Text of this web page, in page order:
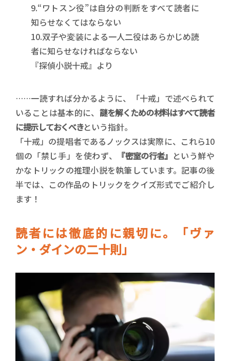
9.“ワトスン役”は自分の判断をすべて読者に
知らせなくてはならない
10.双子や変装による一人二役はあらかじめ読
者に知らせなければならない
『探偵小説十戒』より
……一読すれば分かるように、「十戒」で述べられて
いることは基本的に、 謎を解くための材料はすべて読者
に提示しておくべきという指針。
「十戒」の提唱者であるノックスは実際に、これら10
個の「禁じ手」を使わず、
『密室の行者』 という鮮や
かなトリックの推理小説を執筆しています。記事の後
半では、この作品のトリックをクイズ形式でご紹介し
ます！
読者には徹底的に親切に。「ヴァ
ン・ダインの二十則」